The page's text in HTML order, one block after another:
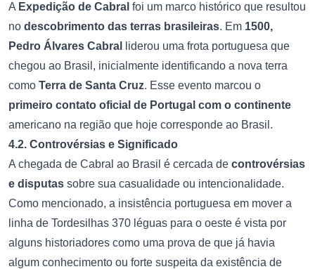
A Expedição de Cabral foi um marco histórico que resultou
no descobrimento das terras brasileiras. Em 1500,
Pedro Álvares Cabral
liderou uma frota portuguesa que
chegou ao Brasil, inicialmente identificando a nova terra
como Terra de Santa Cruz. Esse evento marcou o
primeiro contato oficial de Portugal com o continente
americano na região que hoje corresponde ao Brasil.
4.2. Controvérsias e Significado
A chegada de Cabral ao Brasil é cercada de controvérsias
e disputas sobre sua casualidade ou intencionalidade.
Como mencionado, a insistência portuguesa em mover a
linha de Tordesilhas 370 léguas para o oeste é vista por
alguns historiadores como uma prova de que já havia
algum conhecimento ou forte suspeita da existência de